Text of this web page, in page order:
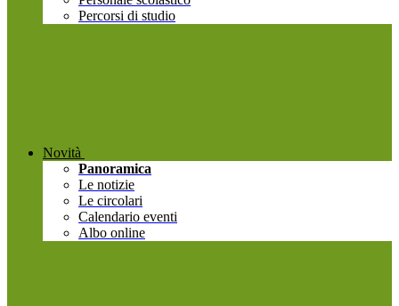
Percorsi di studio
Novità
Panoramica
Le notizie
Le circolari
Calendario eventi
Albo online